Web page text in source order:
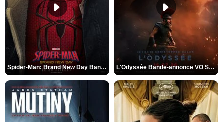
Spider-Man: Brand New Day Bande-annonce VO STFR L'Odyssée Bande-annonce VO STFR